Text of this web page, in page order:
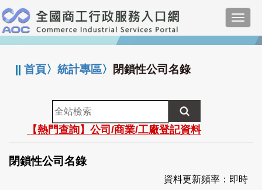
跳
到
主
要
:::
||首頁〉統計專區〉 閉鎖性公司名錄
全
站
檢
索
【熱門查詢】公司/商業/工廠登記資料
閉鎖性公司名錄
資料更新頻率：即時